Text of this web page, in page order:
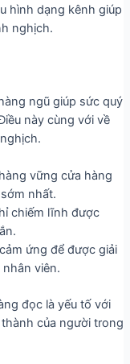
hình dạng kênh giúp
nghịch.
ngũ giúp sức quý
này cùng với về
vững cửa hàng
nhất.
chiếm lĩnh được
ứng để được giải
viên.
đọc là yếu tố với
của người trong